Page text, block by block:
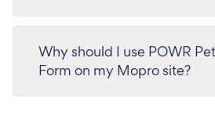
Why should I use POWR
Form on my Mopro site?